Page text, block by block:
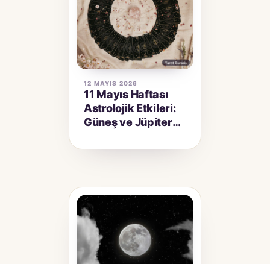
12 MAYIS 2026
11 Mayıs Haftası
Astrolojik Etkileri:
Güneş ve Jüpiter
Getiriyor?